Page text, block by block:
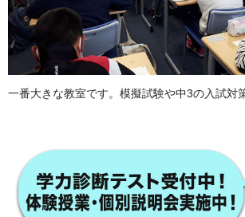
一番大きな教室です。模擬試験や中3の入試対